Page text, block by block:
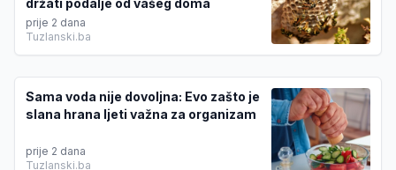
držati podalje od vašeg doma
prije 2 dana
Tuzlanski.ba
Sama voda nije dovoljna: Evo zašto je
slana hrana ljeti važna za organizam
prije 2 dana
Tuzlanski.ba